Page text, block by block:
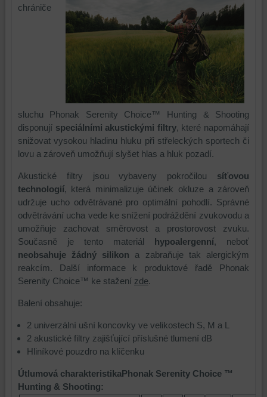
chrániče
sluchu Phonak Serenity Choice™ Hunting & Shooting
disponují speciálními akustickými filtry, které napomáhají
snižovat vysokou hladinu hluku při střeleckých sportech či
lovu a zároveň umožňují slyšet hlas a hluk pozadí.
Akustické filtry jsou vybaveny pokročilou síťovou
technologií, která minimalizuje účinek okluze a zároveň
udržuje ucho odvětrávané pro optimální pohodlí. Správné
odvětrávání ucha vede ke snížení podráždění zvukovodu a
umožňuje zachovat směrovost a prostorovost zvuku.
Současně je tento materiál hypoalergenní, neboť
neobsahuje žádný silikon a zabraňuje tak alergickým
reakcím. Další informace k produktové řadě Phonak
Serenity Choice™ ke stažení zde.
Balení obsahuje:
2 univerzální ušní koncovky ve velikostech S, M a L
2 akustické filtry zajišťující příslušné tlumení dB
Hliníkové pouzdro na klíčenku
Útlumová charakteristikaPhonak Serenity Choice ™
Hunting & Shooting: